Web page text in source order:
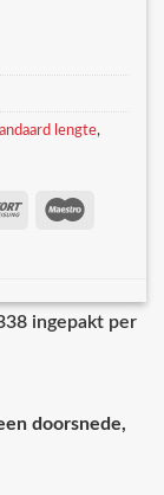
lengte,
ingepakt per
doorsnede,